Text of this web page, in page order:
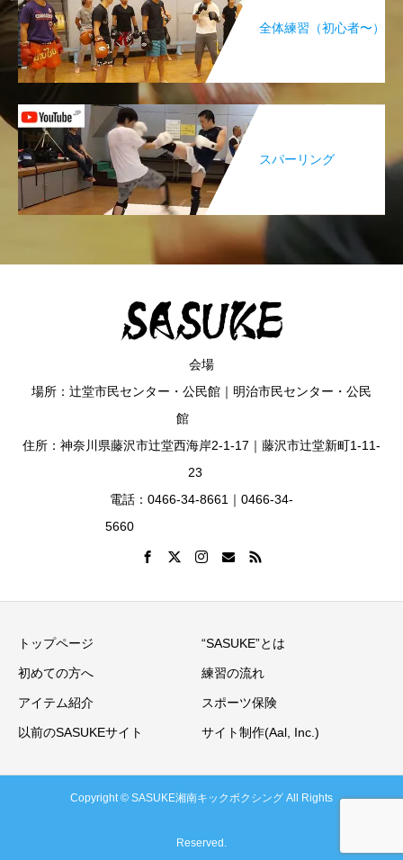
全体練習（初心者〜）
スパーリング
会場
場所：辻堂市民センター・公民館｜明治市民センター・公民
館
住所：神奈川県藤沢市辻堂西海岸2-1-17｜藤沢市辻堂新町1-11-
23
電話：0466-34-8661｜0466-34-
5660
トップページ “SASUKE”とは
初めての方へ 練習の流れ
アイテム紹介 スポーツ保険
以前のSASUKEサイト サイト制作(Aal, Inc.)
Copyright © SASUKE湘南キックボクシング All Rights
Reserved.